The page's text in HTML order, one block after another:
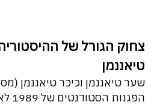
צחוק הגורל של
טיאננמן
שער טיאננמן וכיכר טיאננמן